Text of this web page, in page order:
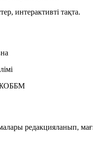
интерактивті тақта.
ЖОББМ
редакцияланып,